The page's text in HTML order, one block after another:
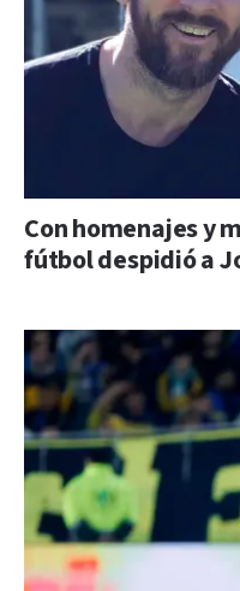
Con homenajes y
fútbol despidió a